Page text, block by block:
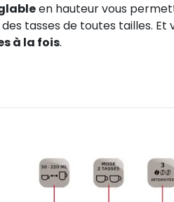
en hauteur vous
tasses de toutes tailles. Et
à la fois.